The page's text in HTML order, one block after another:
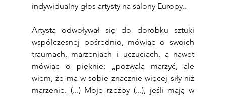
indywidualny głos artysty na salony Europy..
Artysta odwoływał się do dorobku sztuki
współczesnej pośrednio, mówiąc o swoich
traumach, marzeniach i uczuciach, a nawet
mówiąc o pięknie: „pozwala marzyć, ale
wiem, że ma w sobie znacznie więcej siły niż
marzenie. (...) Moje rzeźby (...), jeśli mają w